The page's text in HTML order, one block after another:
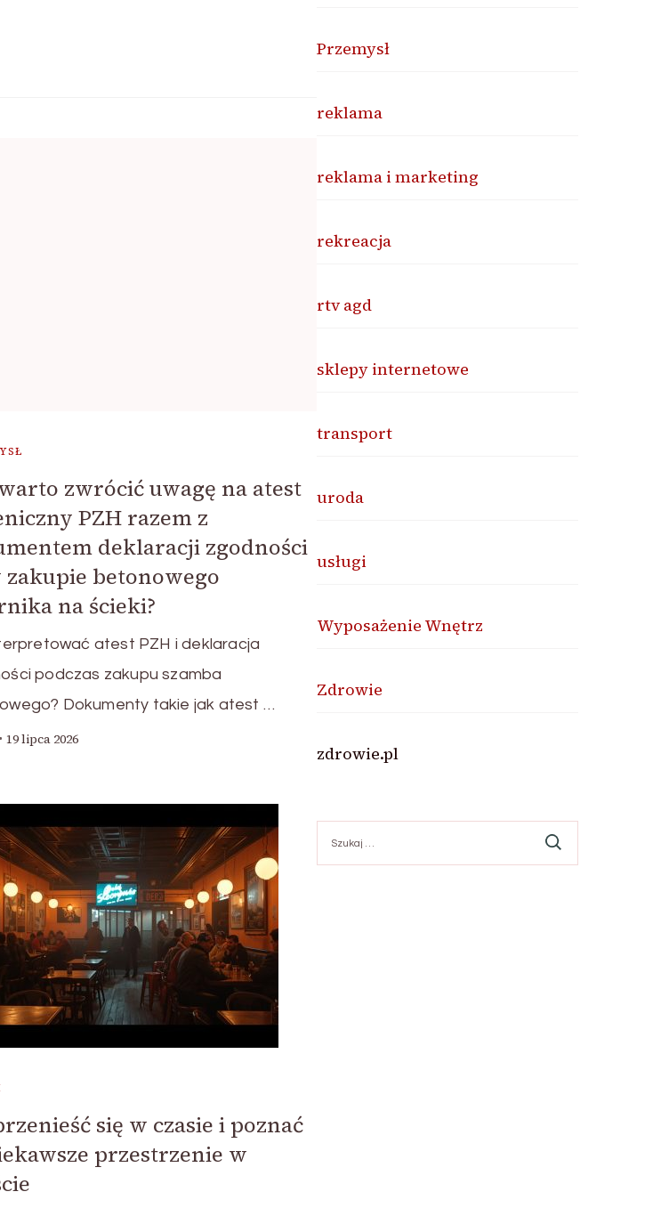
zwrócić uwagę na atest
PZH razem z
deklaracji zgodności
betonowego
na ścieki?
atest PZH i deklaracja
podczas zakupu szamba
Dokumenty takie jak atest …
19 lipca 2026
się w czasie i poznać
przestrzenie w
Przemysł
reklama
reklama i marketing
rekreacja
rtv agd
sklepy internetowe
transport
uroda
usługi
Wyposażenie Wnętrz
Zdrowie
zdrowie.pl